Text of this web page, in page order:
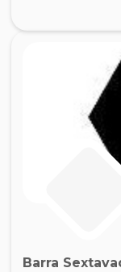
Barra